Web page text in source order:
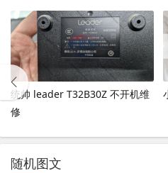
统帅 leader T32B30Z 不开机维
修
随机图文